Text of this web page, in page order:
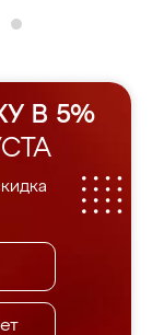
В 5%